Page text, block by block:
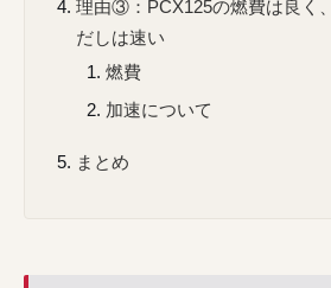
理由③：PCX125の燃費は良く
だしは速い
燃費
加速について
まとめ